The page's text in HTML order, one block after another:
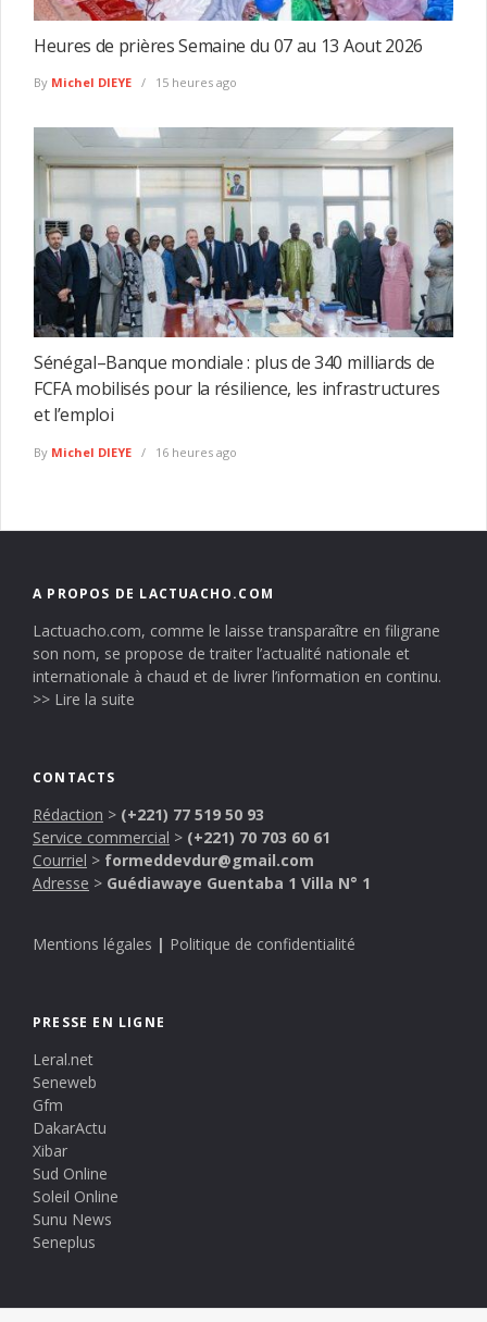
Heures de prières Semaine du 07 au 13 Aout 2026
By Michel DIEYE 15 heures ago
Sénégal–Banque mondiale : plus de 340 milliards de
FCFA mobilisés pour la résilience, les infrastructures
et l’emploi
By Michel DIEYE 16 heures ago
A PROPOS DE LACTUACHO.COM
Lactuacho.com, comme le laisse transparaître en filigrane
son nom, se propose de traiter l’actualité nationale et
internationale à chaud et de livrer l’information en continu.
>> Lire la suite
CONTACTS
Rédaction > (+221) 77 519 50 93
Service commercial > (+221) 70 703 60 61
Courriel > formeddevdur@gmail.com
Adresse > Guédiawaye Guentaba 1 Villa N° 1
Mentions légales | Politique de confidentialité
PRESSE EN LIGNE
Leral.net
Seneweb
Gfm
DakarActu
Xibar
Sud Online
Soleil Online
Sunu News
Seneplus